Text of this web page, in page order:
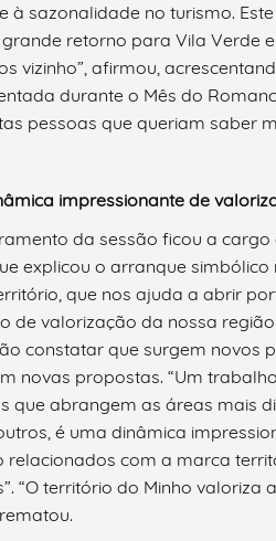
à sazonalidade no turismo.
retorno para Vila Verde
vizinho”, afirmou,
durante o Mês do
pessoas que queriam saber
impressionante de
da sessão ficou a
explicou o arranque
que nos ajuda a abrir
de valorização da nossa
constatar que surgem novos
novas propostas. “Um
que abrangem as áreas mais
é uma dinâmica
relacionados com a marca
“O território do Minho